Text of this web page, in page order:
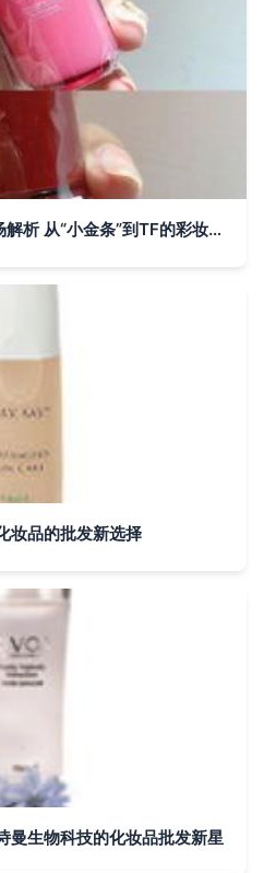
大牌口红小样批发代理市场解析 从“小金条”到TF的彩妆商机
妆品的批发新选择
曼生物科技的化妆品批发新星